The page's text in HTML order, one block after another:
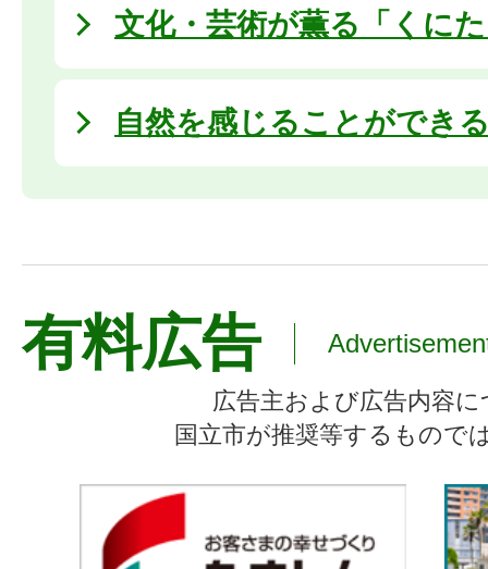
文化・芸術が薫る「くに
自然を感じることができ
有料広告
広告主および広告内容
国立市が推奨等するもので